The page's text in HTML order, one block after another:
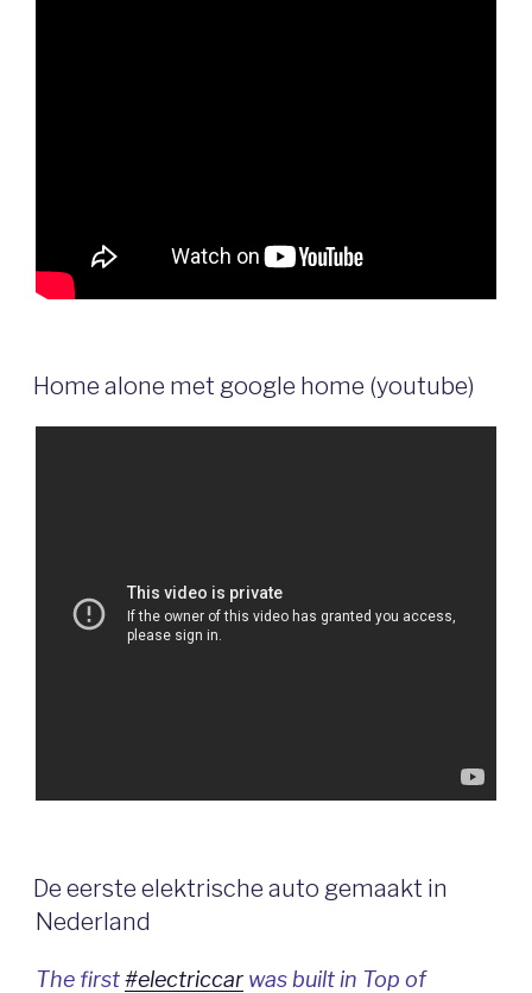
Home alone met google home (youtube)
De eerste elektrische auto gemaakt in
Nederland
The first#electriccar was built in Top of